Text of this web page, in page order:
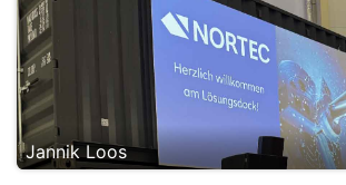
Jannik Loos